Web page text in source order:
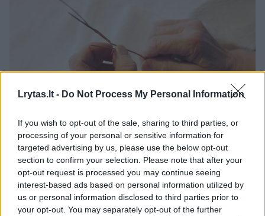
Lrytas.lt - Do Not Process My Personal Information
If you wish to opt-out of the sale, sharing to third parties, or
processing of your personal or sensitive information for
targeted advertising by us, please use the below opt-out
section to confirm your selection. Please note that after your
opt-out request is processed you may continue seeing
interest-based ads based on personal information utilized by
us or personal information disclosed to third parties prior to
your opt-out. You may separately opt-out of the further